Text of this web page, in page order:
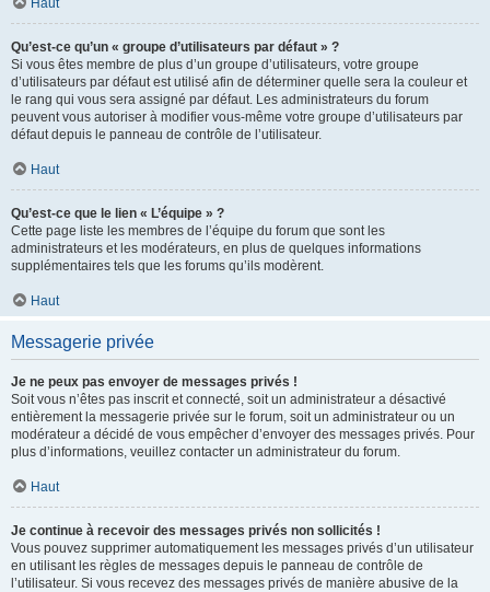
Haut
Qu’est-ce qu’un « groupe d’utilisateurs par défaut » ?
Si vous êtes membre de plus d’un groupe d’utilisateurs, votre groupe
d’utilisateurs par défaut est utilisé afin de déterminer quelle sera la couleur et
le rang qui vous sera assigné par défaut. Les administrateurs du forum
peuvent vous autoriser à modifier vous-même votre groupe d’utilisateurs par
défaut depuis le panneau de contrôle de l’utilisateur.
Haut
Qu’est-ce que le lien « L’équipe » ?
Cette page liste les membres de l’équipe du forum que sont les
administrateurs et les modérateurs, en plus de quelques informations
supplémentaires tels que les forums qu’ils modèrent.
Haut
Messagerie privée
Je ne peux pas envoyer de messages privés !
Soit vous n’êtes pas inscrit et connecté, soit un administrateur a désactivé
entièrement la messagerie privée sur le forum, soit un administrateur ou un
modérateur a décidé de vous empêcher d’envoyer des messages privés. Pour
plus d’informations, veuillez contacter un administrateur du forum.
Haut
Je continue à recevoir des messages privés non sollicités !
Vous pouvez supprimer automatiquement les messages privés d’un utilisateur
en utilisant les règles de messages depuis le panneau de contrôle de
l’utilisateur. Si vous recevez des messages privés de manière abusive de la